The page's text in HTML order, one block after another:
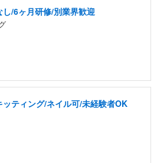
/6ヶ月研修/別業界歓迎
ティング/ネイル可/未経験者OK